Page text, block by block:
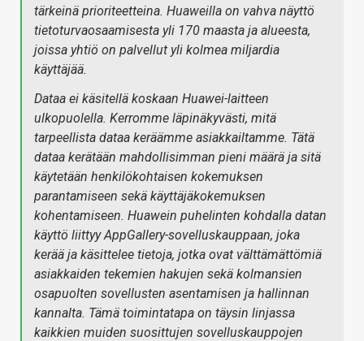
tärkeinä prioriteetteina. Huaweilla on vahva näyttö
tietoturvaosaamisesta yli 170 maasta ja alueesta,
joissa yhtiö on palvellut yli kolmea miljardia
käyttäjää.
Dataa ei käsitellä koskaan Huawei-laitteen
ulkopuolella. Kerromme läpinäkyvästi, mitä
tarpeellista dataa keräämme asiakkailtamme. Tätä
dataa kerätään mahdollisimman pieni määrä ja sitä
käytetään henkilökohtaisen kokemuksen
parantamiseen sekä käyttäjäkokemuksen
kohentamiseen. Huawein puhelinten kohdalla datan
käyttö liittyy AppGallery-sovelluskauppaan, joka
kerää ja käsittelee tietoja, jotka ovat välttämättömiä
asiakkaiden tekemien hakujen sekä kolmansien
osapuolten sovellusten asentamisen ja hallinnan
kannalta. Tämä toimintatapa on täysin linjassa
kaikkien muiden suosittujen sovelluskauppojen